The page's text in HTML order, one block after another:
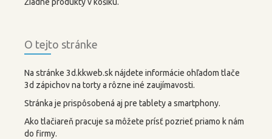
O tejto stránke
Na stránke 3d.kkweb.sk nájdete informácie ohľadom tlače
3d zápichov na torty a rôzne iné zaujímavosti.
Stránka je prispôsobená aj pre tablety a smartphony.
Ako tlačiareň pracuje sa môžete prísť pozrieť priamo k nám
do firmy.